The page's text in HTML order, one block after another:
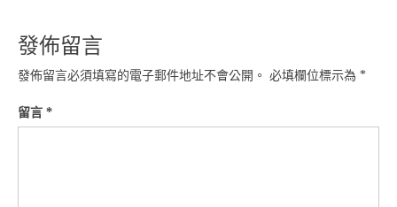
發佈留言
發佈留言必須填寫的電子郵件地址不會公開。 必填欄位標示為 *
留言 *